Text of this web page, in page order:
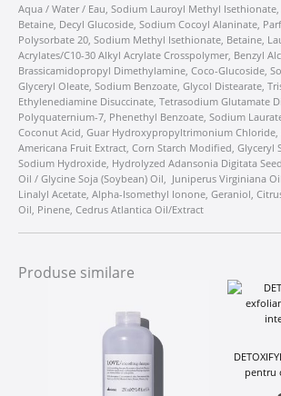
Aqua / Water / Eau, Sodium Lauroyl Methyl
Betaine, Decyl Glucoside, Sodium Cocoyl Alaninate,
Polysorbate 20, Sodium Methyl Isethionate, Betaine,
Acrylates/C10-30 Alkyl Acrylate Crosspolymer, Benzyl
Brassicamidopropyl Dimethylamine, Coco-Glucoside,
Glyceryl Oleate, Sodium Benzoate, Glycol Distearate,
Ethylenediamine Disuccinate, Tetrasodium Glutamate
Polyquaternium-7, Phenethyl Benzoate, Sodium
Coconut Acid, Guar Hydroxypropyltrimonium Chloride,
Americana Fruit Extract, Corn Starch Modified, Glyceryl
Sodium Hydroxide, Hydrolyzed Adansonia Digitata
Oil / Glycine Soja (Soybean) Oil, Juniperus Virginiana
Linalyl Acetate, Alpha-Isomethyl Ionone, Geraniol,
Oil, Pinene, Cedrus Atlantica Oil/Extract
Produse similare
pentru